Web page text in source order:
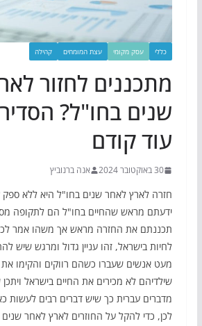
כללי עסק מקומי עצת המומחים קהילה
מתכננים לחזור
שנים בחו"ל?
עוד קודם
30 באוקטובר 2024 אנה ברנוביץ
חזרה לארץ לאחר שנים בחו"ל היא ללא ספק
ידעתם מראש שהחיים בחו"ל הם לתקופה
תכננתם את החזרה מראש אך משהו אמר
לחיות בישראל, זהו עניין גדול ומרגש שיש
מעט אנשים שעברו כשהם רווקים והקימו
שילדיהם לא מכירים את החיים בישראל
מדברים עברית כך שיש דברים רבים לעשות
לכן, כדי להקל על החוזרים לארץ לאחר שנים